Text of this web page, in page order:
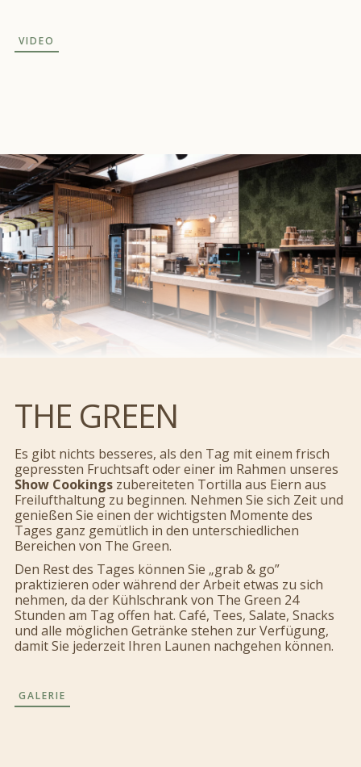
VIDEO
THE GREEN
Es gibt nichts besseres, als den Tag mit einem frisch
gepressten Fruchtsaft oder einer im Rahmen unseres
Show Cookings zubereiteten Tortilla aus Eiern aus
Freilufthaltung zu beginnen. Nehmen Sie sich Zeit und
genießen Sie einen der wichtigsten Momente des
Tages ganz gemütlich in den unterschiedlichen
Bereichen von The Green.
Den Rest des Tages können Sie „grab & go”
praktizieren oder während der Arbeit etwas zu sich
nehmen, da der Kühlschrank von The Green 24
Stunden am Tag offen hat. Café, Tees, Salate, Snacks
und alle möglichen Getränke stehen zur Verfügung,
damit Sie jederzeit Ihren Launen nachgehen können.
GALERIE